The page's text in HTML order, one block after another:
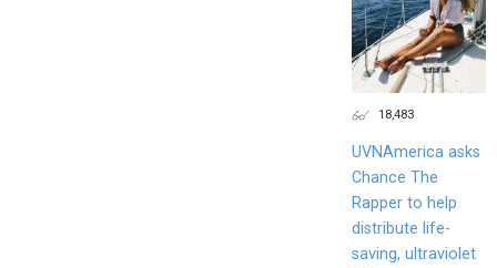
18,483
UVNAmerica asks
Chance The
Rapper to help
distribute life-
saving, ultraviolet